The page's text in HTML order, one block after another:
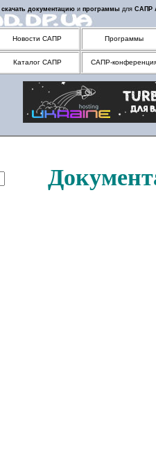
скачать документацию и программы для САПР
Новости САПР Программы
Каталог САПР САПР-